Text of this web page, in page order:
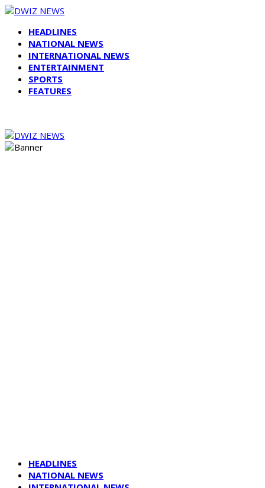
HEADLINES
NATIONAL NEWS
INTERNATIONAL NEWS
ENTERTAINMENT
SPORTS
FEATURES
HEADLINES
NATIONAL NEWS